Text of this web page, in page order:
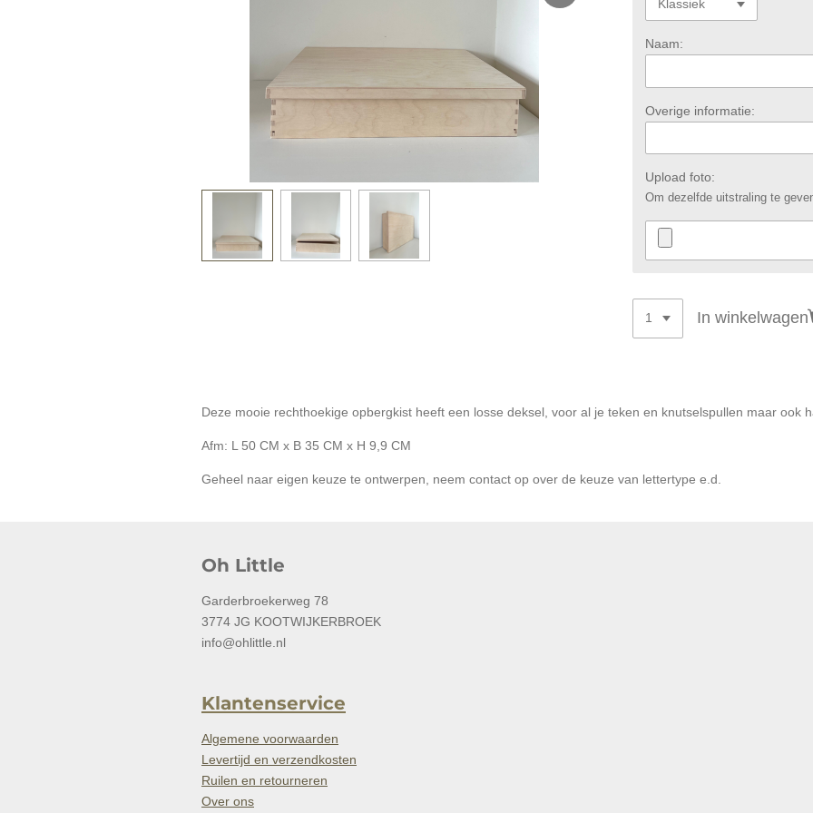
Naam:
Overige informatie:
Upload foto:
Om dezelfde uitstraling te
In winkelwagen
Deze mooie rechthoekige opbergkist heeft een losse deksel, voor al je teken en knutselspullen maar ook
Afm: L 50 CM x B 35 CM x H 9,9 CM
Geheel naar eigen keuze te ontwerpen, neem contact op over de keuze van lettertype e.d.
Oh Little
Garderbroekerweg 78
3774 JG KOOTWIJKERBROEK
info@ohlittle.nl
Klantenservice
Algemene voorwaarden
Levertijd en verzendkosten
Ruilen en retourneren
Over ons